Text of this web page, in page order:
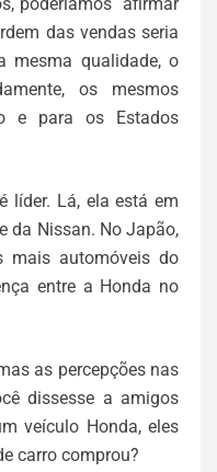
das vendas seria
mesma qualidade, o
os mesmos
e para os Estados
líder. Lá, ela está em
da Nissan. No Japão,
mais automóveis do
entre a Honda no
as percepções nas
dissesse a amigos
veículo Honda, eles
carro comprou?